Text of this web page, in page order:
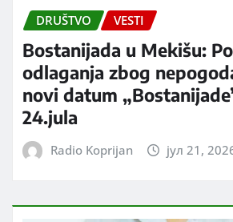
DRUŠTVO VESTI
Bostanijada u Mekišu:
odlaganja zbog
novi datum
24.jula
Radio Koprijan јул 21,